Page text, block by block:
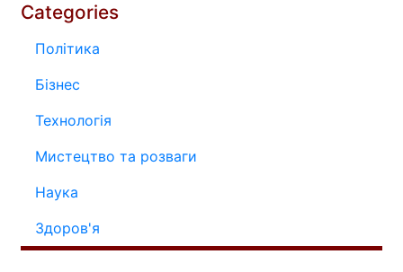
Categories
Політика
Бізнес
Технологія
Мистецтво та розваги
Наука
Здоров'я